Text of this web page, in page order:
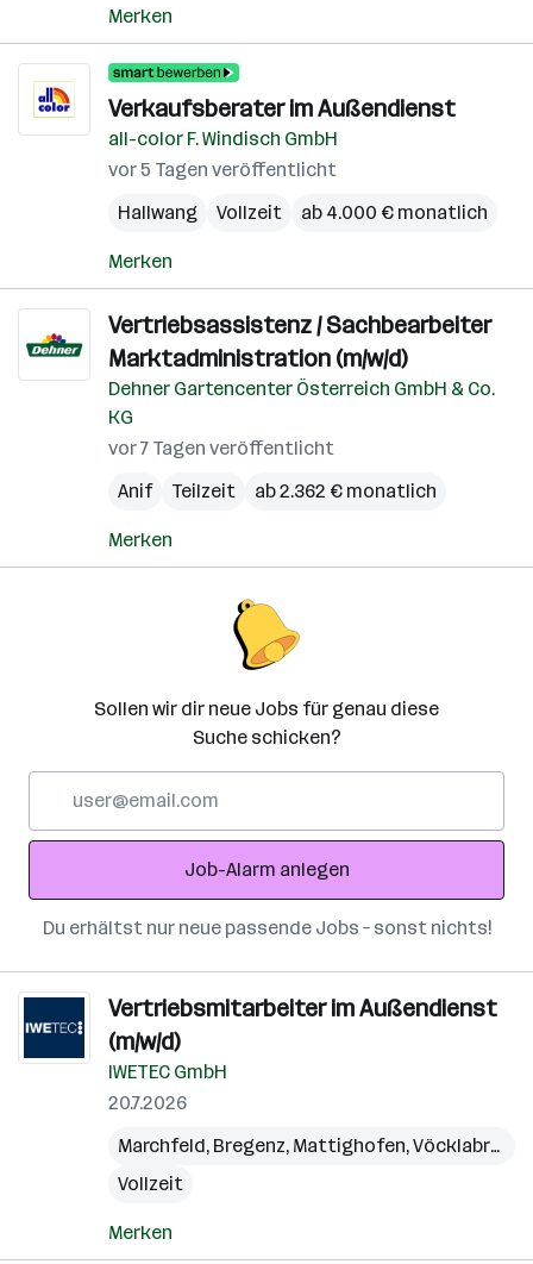
Merken
Verkaufsberater im Außendienst
all-color F. Windisch GmbH
vor 5 Tagen veröffentlicht
Hallwang
Vollzeit ab 4.000 € monatlich
Merken
Vertriebsassistenz / Sachbearbeiter
Marktadministration (m/w/d)
Dehner Gartencenter Österreich GmbH & Co.
KG
vor 7 Tagen veröffentlicht
Anif
Teilzeit ab 2.362 € monatlich
Merken
Sollen wir dir neue Jobs für genau diese
Suche schicken?
Adresse
Job-Alarm anlegen
Du erhältst nur neue passende Jobs – sonst nichts!
Vertriebsmitarbeiter im Außendienst
(m/w/d)
IWETEC GmbH
20.7.2026
Marchfeld, Bregenz, Mattighofen,Vöcklabruck
Vollzeit
Merken